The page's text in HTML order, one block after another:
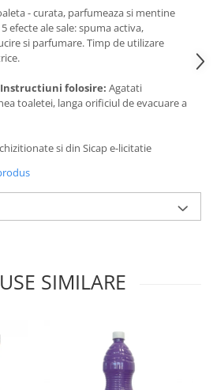
- curata, parfumeaza si mentine
efecte ale sale: spuma activa,
si parfumare. Timp de utilizare
Instructiuni folosire: Agatati
toaletei, langa orificiul de evacuare a
si din Sicap e-licitatie
SIMILARE